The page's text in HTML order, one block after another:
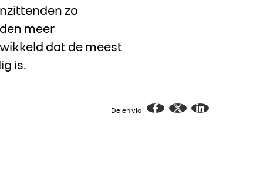
zo
meer
dat de meest
is.
Delen via